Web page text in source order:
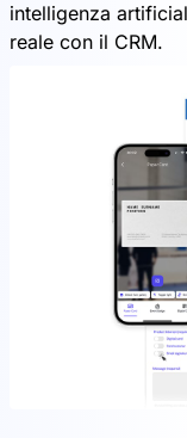
intelligenza
reale con il CRM.